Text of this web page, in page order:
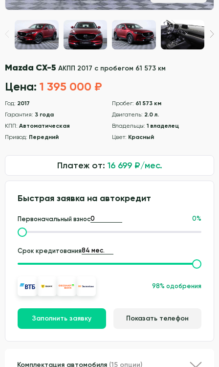
Mazda CX-5 АКПП 2017 с пробегом 61 573 км
Цена: 1 395 000 ₽
Год: 2017 Пробег: 61 573 км
Гарантия: 3 года Двигатель: 2.0 л.
КПП: Автоматическая Владельцы: 1 владелец
Привод: Передний Цвет: Красный
Платеж от: 16 699₽/мес.
Быстрая заявка на автокредит
Первоначальный взнос 0%
Срок кредитования
98% одобрения
Заполнить заявку Показать телефон
Комплектация автомобиля (15 опции)